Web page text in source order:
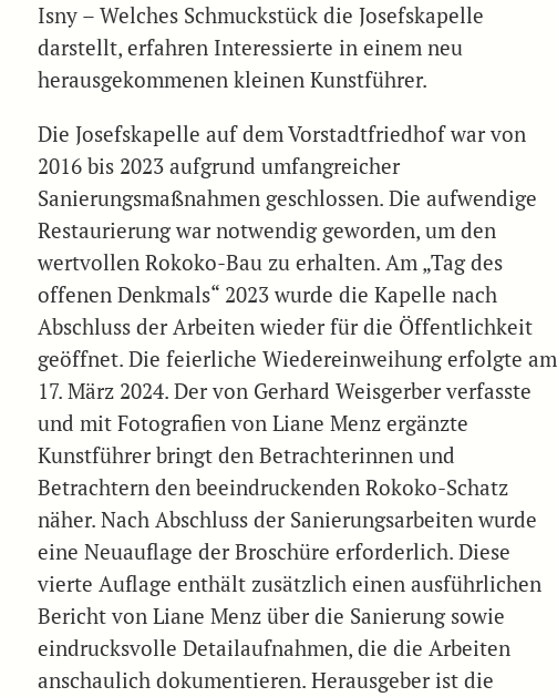
Isny – Welches Schmuckstück die Josefskapelle
darstellt, erfahren Interessierte in einem neu
herausgekommenen kleinen Kunstführer.
Die Josefskapelle auf dem Vorstadtfriedhof war von
2016 bis 2023 aufgrund umfangreicher
Sanierungsmaßnahmen geschlossen. Die aufwendige
Restaurierung war notwendig geworden, um den
wertvollen Rokoko-Bau zu erhalten. Am „Tag des
offenen Denkmals“ 2023 wurde die Kapelle nach
Abschluss der Arbeiten wieder für die Öffentlichkeit
geöffnet. Die feierliche Wiedereinweihung erfolgte am
17. März 2024. Der von Gerhard Weisgerber verfasste
und mit Fotografien von Liane Menz ergänzte
Kunstführer bringt den Betrachterinnen und
Betrachtern den beeindruckenden Rokoko-Schatz
näher. Nach Abschluss der Sanierungsarbeiten wurde
eine Neuauflage der Broschüre erforderlich. Diese
vierte Auflage enthält zusätzlich einen ausführlichen
Bericht von Liane Menz über die Sanierung sowie
eindrucksvolle Detailaufnahmen, die die Arbeiten
anschaulich dokumentieren. Herausgeber ist die